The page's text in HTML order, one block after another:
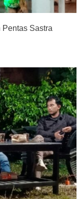
Sastra